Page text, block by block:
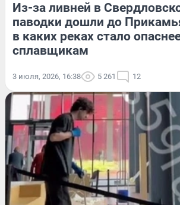
Из-за ливней в
паводки дошли до
в каких реках стало
сплавщикам
3 июля, 2026, 16:38 5 261 12